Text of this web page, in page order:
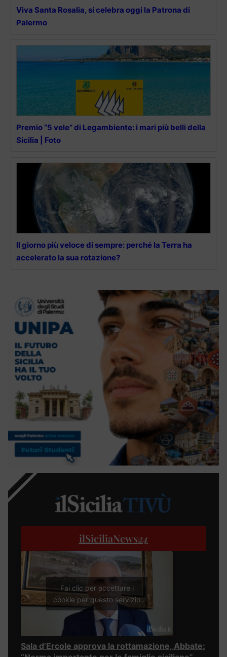
Viva Santa Rosalia, si celebra oggi la Patrona di
Palermo
Premio “5 vele” di Legambiente: i mari più belli della
Sicilia | Foto
Il giorno più veloce di sempre: perché la Terra ha
accelerato la sua rotazione?
ilSiciliaNews24
Fai clic per accettare i
cookie per questo servizio
Sala d’Ercole approva la rottamazione, Abbate: